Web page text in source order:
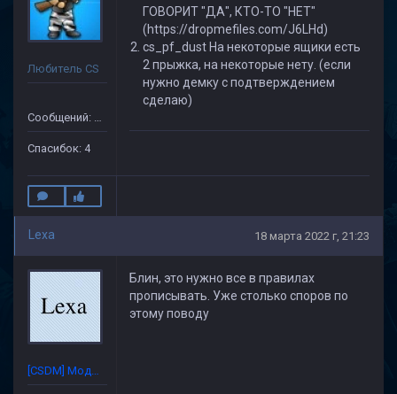
Любитель CS
Сообщений: 75
Спасибок: 4
ГОВОРИТ "ДА", КТО-ТО "НЕТ"
(https://dropmefiles.com/J6LHd)
cs_pf_dust На некоторые ящики есть
2 прыжка, на некоторые нету. (если
нужно демку с подтверждением
сделаю)
Lexa 18 марта 2022 г, 21:23
[CSDM] Модератор
Блин, это нужно все в правилах
прописывать. Уже столько споров по
этому поводу